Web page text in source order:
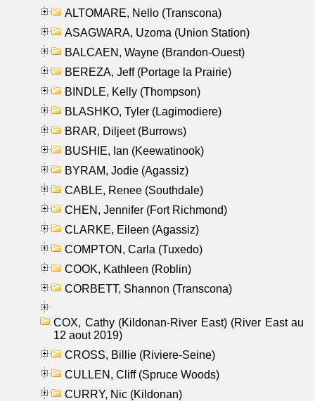
ALTOMARE, Nello (Transcona)
ASAGWARA, Uzoma (Union Station)
BALCAEN, Wayne (Brandon-Ouest)
BEREZA, Jeff (Portage la Prairie)
BINDLE, Kelly (Thompson)
BLASHKO, Tyler (Lagimodiere)
BRAR, Diljeet (Burrows)
BUSHIE, Ian (Keewatinook)
BYRAM, Jodie (Agassiz)
CABLE, Renee (Southdale)
CHEN, Jennifer (Fort Richmond)
CLARKE, Eileen (Agassiz)
COMPTON, Carla (Tuxedo)
COOK, Kathleen (Roblin)
CORBETT, Shannon (Transcona)
COX, Cathy (Kildonan-River East) (River East au
12 aout 2019)
CROSS, Billie (Riviere-Seine)
CULLEN, Cliff (Spruce Woods)
CURRY, Nic (Kildonan)